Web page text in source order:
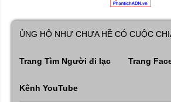
ỦNG HỘ NHƯ CHƯA HỀ CÓ CUỘC
Trang Tìm Người đi lạc Trang
Kênh YouTube